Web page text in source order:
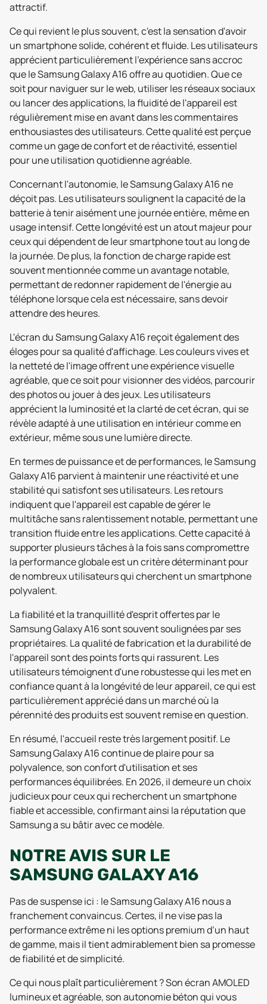
attractif.
Ce qui revient le plus souvent, c'est la sensation d'avoir
un smartphone solide, cohérent et fluide. Les utilisateurs
apprécient particulièrement l'expérience sans accroc
que le Samsung Galaxy A16 offre au quotidien. Que ce
soit pour naviguer sur le web, utiliser les réseaux sociaux
ou lancer des applications, la fluidité de l'appareil est
régulièrement mise en avant dans les commentaires
enthousiastes des utilisateurs. Cette qualité est perçue
comme un gage de confort et de réactivité, essentiel
pour une utilisation quotidienne agréable.
Concernant l'autonomie, le Samsung Galaxy A16 ne
déçoit pas. Les utilisateurs soulignent la capacité de la
batterie à tenir aisément une journée entière, même en
usage intensif. Cette longévité est un atout majeur pour
ceux qui dépendent de leur smartphone tout au long de
la journée. De plus, la fonction de charge rapide est
souvent mentionnée comme un avantage notable,
permettant de redonner rapidement de l'énergie au
téléphone lorsque cela est nécessaire, sans devoir
attendre des heures.
L'écran du Samsung Galaxy A16 reçoit également des
éloges pour sa qualité d'affichage. Les couleurs vives et
la netteté de l'image offrent une expérience visuelle
agréable, que ce soit pour visionner des vidéos, parcourir
des photos ou jouer à des jeux. Les utilisateurs
apprécient la luminosité et la clarté de cet écran, qui se
révèle adapté à une utilisation en intérieur comme en
extérieur, même sous une lumière directe.
En termes de puissance et de performances, le Samsung
Galaxy A16 parvient à maintenir une réactivité et une
stabilité qui satisfont ses utilisateurs. Les retours
indiquent que l'appareil est capable de gérer le
multitâche sans ralentissement notable, permettant une
transition fluide entre les applications. Cette capacité à
supporter plusieurs tâches à la fois sans compromettre
la performance globale est un critère déterminant pour
de nombreux utilisateurs qui cherchent un smartphone
polyvalent.
La fiabilité et la tranquillité d'esprit offertes par le
Samsung Galaxy A16 sont souvent soulignées par ses
propriétaires. La qualité de fabrication et la durabilité de
l'appareil sont des points forts qui rassurent. Les
utilisateurs témoignent d'une robustesse qui les met en
confiance quant à la longévité de leur appareil, ce qui est
particulièrement apprécié dans un marché où la
pérennité des produits est souvent remise en question.
En résumé, l'accueil reste très largement positif. Le
Samsung Galaxy A16 continue de plaire pour sa
polyvalence, son confort d'utilisation et ses
performances équilibrées. En 2026, il demeure un choix
judicieux pour ceux qui recherchent un smartphone
fiable et accessible, confirmant ainsi la réputation que
Samsung a su bâtir avec ce modèle.
NOTRE AVIS SUR LE
SAMSUNG GALAXY A16
Pas de suspense ici : le Samsung Galaxy A16 nous a
franchement convaincus. Certes, il ne vise pas la
performance extrême ni les options premium d’un haut
de gamme, mais il tient admirablement bien sa promesse
de fiabilité et de simplicité.
Ce qui nous plaît particulièrement ? Son écran AMOLED
lumineux et agréable, son autonomie béton qui vous